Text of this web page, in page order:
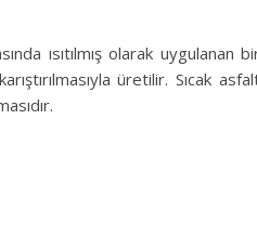
ısıtılmış olarak uygulanan
üretilir. Sıcak